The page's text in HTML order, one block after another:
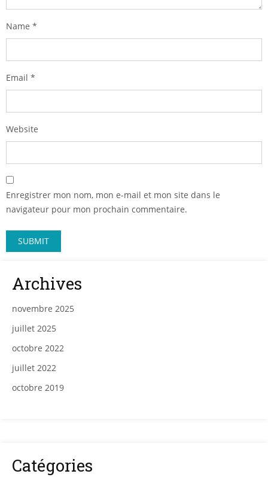
Name *
Email *
Website
Enregistrer mon nom, mon e-mail et mon site dans le
navigateur pour mon prochain commentaire.
Archives
novembre 2025
juillet 2025
octobre 2022
juillet 2022
octobre 2019
Catégories